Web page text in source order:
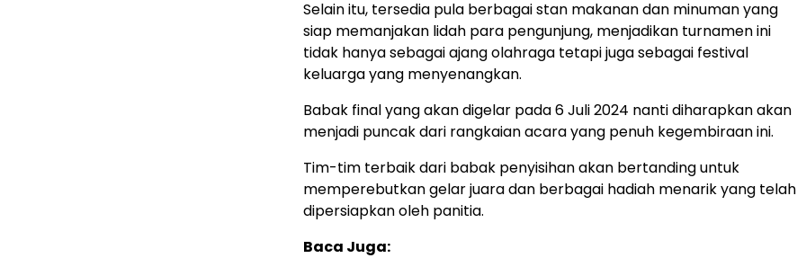
Selain itu, tersedia pula berbagai stan makanan dan minuman yang
siap memanjakan lidah para pengunjung, menjadikan turnamen ini
tidak hanya sebagai ajang olahraga tetapi juga sebagai festival
keluarga yang menyenangkan.
Babak final yang akan digelar pada 6 Juli 2024 nanti diharapkan akan
menjadi puncak dari rangkaian acara yang penuh kegembiraan ini.
Tim-tim terbaik dari babak penyisihan akan bertanding untuk
memperebutkan gelar juara dan berbagai hadiah menarik yang telah
dipersiapkan oleh panitia.
Baca Juga: